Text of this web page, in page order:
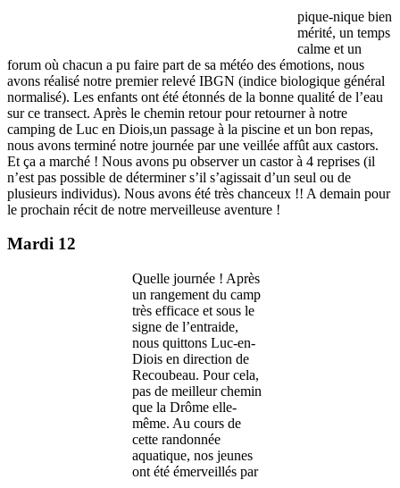
pique-nique bien
mérité, un temps
calme et un
forum où chacun a pu faire part de sa météo des émotions, nous
avons réalisé notre premier relevé IBGN (indice biologique général
normalisé). Les enfants ont été étonnés de la bonne qualité de l’eau
sur ce transect. Après le chemin retour pour retourner à notre
camping de Luc en Diois,un passage à la piscine et un bon repas,
nous avons terminé notre journée par une veillée affût aux castors.
Et ça a marché ! Nous avons pu observer un castor à 4 reprises (il
n’est pas possible de déterminer s’il s’agissait d’un seul ou de
plusieurs individus). Nous avons été très chanceux !! A demain pour
le prochain récit de notre merveilleuse aventure !
Mardi 12
Quelle journée ! Après
un rangement du camp
très efficace et sous le
signe de l’entraide,
nous quittons Luc-en-
Diois en direction de
Recoubeau. Pour cela,
pas de meilleur chemin
que la Drôme elle-
même. Au cours de
cette randonnée
aquatique, nos jeunes
ont été émerveillés par